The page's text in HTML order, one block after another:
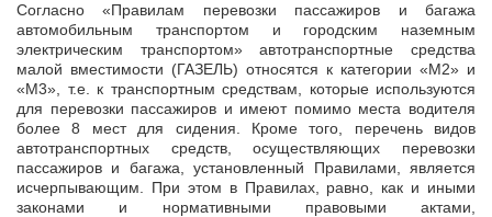
Согласно «Правилам перевозки пассажиров и багажа
автомобильным транспортом и городским наземным
электрическим транспортом» автотранспортные средства
малой вместимости (ГАЗЕЛЬ) относятся к категории «М2» и
«М3», т.е. к транспортным средствам, которые используются
для перевозки пассажиров и имеют помимо места водителя
более 8 мест для сидения. Кроме того, перечень видов
автотранспортных средств, осуществляющих перевозки
пассажиров и багажа, установленный Правилами, является
исчерпывающим. При этом в Правилах, равно, как и иными
законами и нормативными правовыми актами,